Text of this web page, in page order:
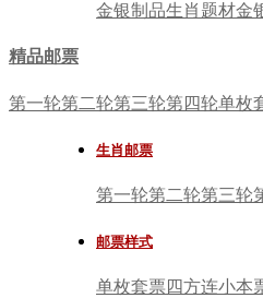
金银制品生肖题材金
精品邮票
第一轮第二轮第三轮第四轮单枚
生肖邮票
第一轮第二轮第三轮
邮票样式
单枚套票 四方连小本